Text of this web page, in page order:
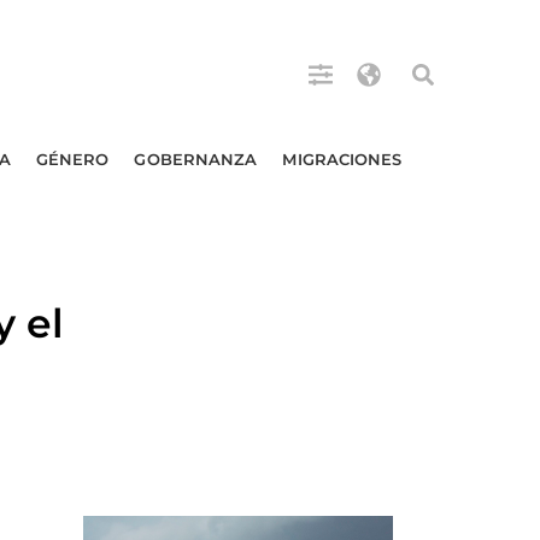
GÉNERO GOBERNANZA MIGRACIONES
el